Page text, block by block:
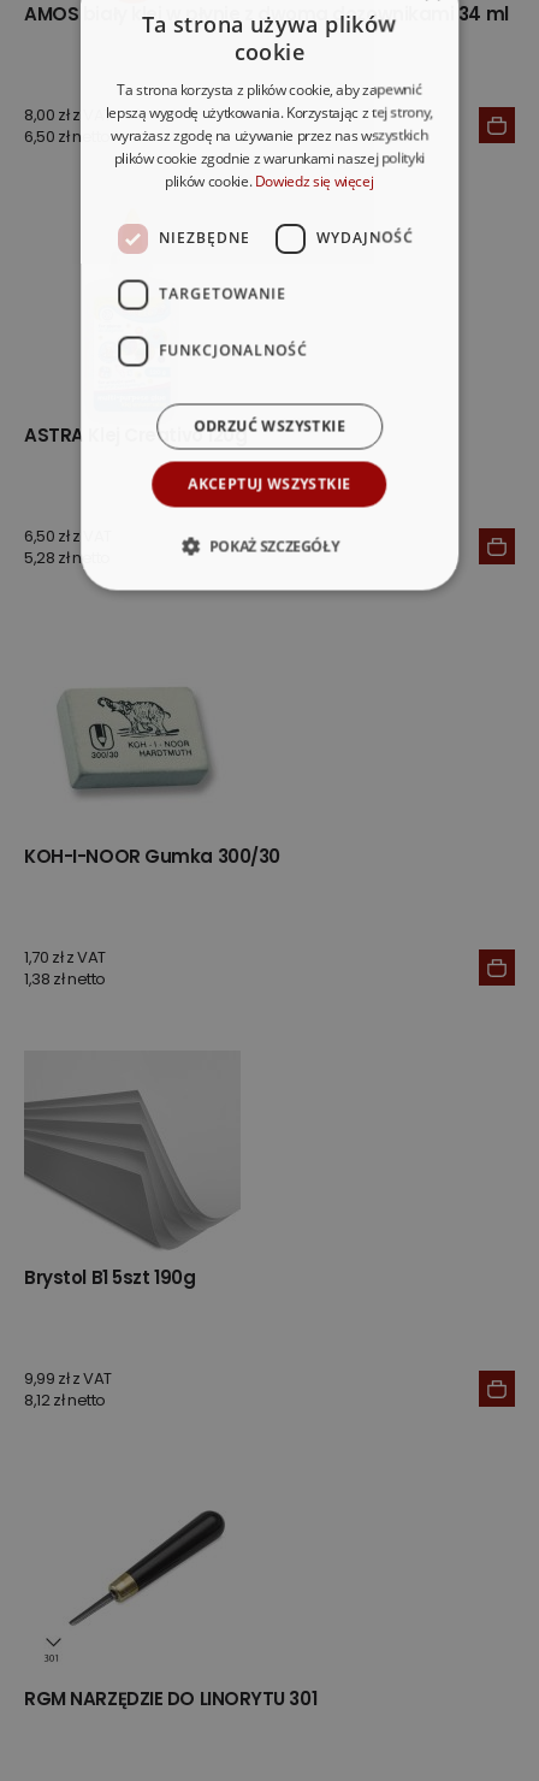
AMOS biały klej w płynie z dwoma dozownikami 34 ml
8,00 zł z VAT
6,50 zł netto
ASTRA Klej Creativo 120g
6,50 zł z VAT
5,28 zł netto
KOH-I-NOOR Gumka 300/30
1,70 zł z VAT
1,38 zł netto
Brystol B1 5szt 190g
9,99 zł z VAT
8,12 zł netto
RGM NARZĘDZIE DO LINORYTU 301
Ta strona używa plików
cookie
Ta strona korzysta z plików cookie, aby zapewnić
lepszą wygodę użytkowania. Korzystając z tej strony,
wyrażasz zgodę na używanie przez nas wszystkich
plików cookie zgodnie z warunkami naszej polityki
plików cookie. Dowiedz się więcej
NIEZBĘDNE WYDAJNOŚĆ
TARGETOWANIE
FUNKCJONALNOŚĆ
AKCEPTUJ WSZYSTKIE
ODRZUĆ WSZYSTKIE
POKAŻ SZCZEGÓŁY